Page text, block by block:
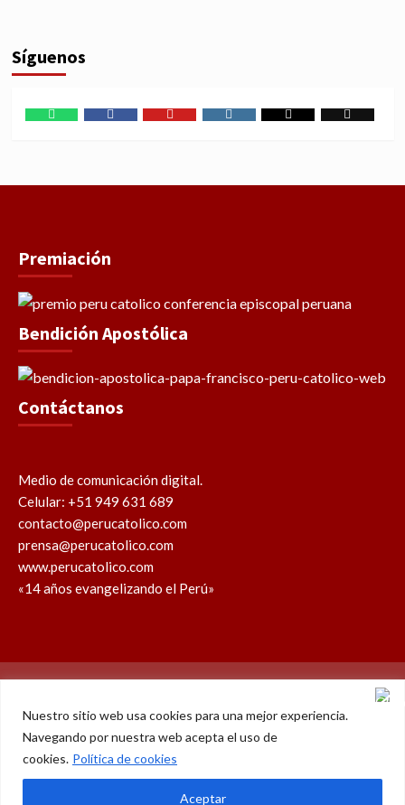
Nuestro sitio web usa cookies para una mejor experiencia.
Navegando por nuestra web acepta el uso de
cookies. Política de cookies
Aceptar
Síguenos
Premiación
Bendición Apostólica
Contáctanos
Medio de comunicación digital.
Celular: +51 949 631 689
contacto@perucatolico.com
prensa@perucatolico.com
www.perucatolico.com
«14 años evangelizando el Perú»
Política de cookies Política de privacidad
WhatsAppFacebookYoutubeInstagram
X
© Derechos reservados 2026 – Perú Católico | 14 años